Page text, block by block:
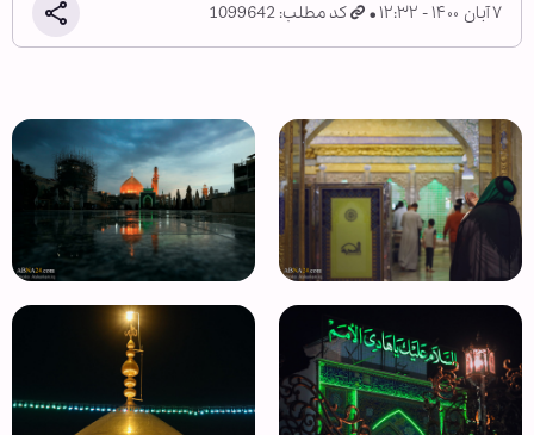
۷ آبان ۱۴۰۰ - ۱۲:۳۲ کد مطلب: 1099642